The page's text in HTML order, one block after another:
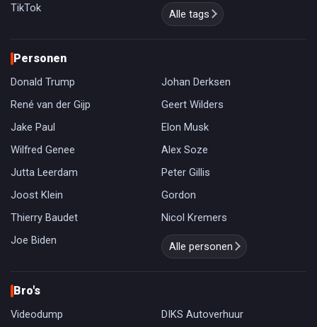
TikTok
Alle tags
Personen
Donald Trump
Johan Derksen
René van der Gijp
Geert Wilders
Jake Paul
Elon Musk
Wilfred Genee
Alex Soze
Jutta Leerdam
Peter Gillis
Joost Klein
Gordon
Thierry Baudet
Nicol Kremers
Joe Biden
Alle personen
Bro's
Videodump
DIKS Autoverhuur